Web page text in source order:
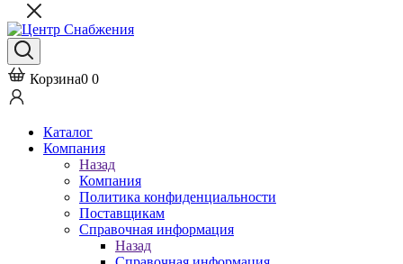
Корзина0 0
Каталог
Компания
Назад
Компания
Политика конфиденциальности
Поставщикам
Справочная информация
Назад